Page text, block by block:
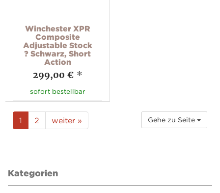
Winchester XPR
Composite
Adjustable Stock
? Schwarz, Short
Action
299,00 € *
sofort bestellbar
1 2 weiter » Gehe zu Seite
Kategorien